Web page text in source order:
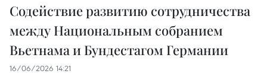
Содействие развитию сотрудничества
между Национальным собранием
Вьетнама и Бундестагом Германии
16/06/2026 14:21